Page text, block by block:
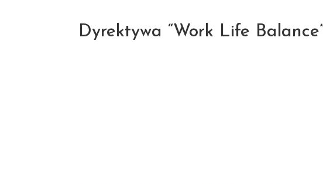
Dyrektywa “Work Life